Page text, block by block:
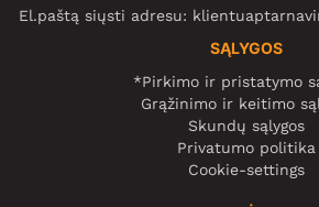
El.paštą siųsti adresu:
SĄLYGOS
*Pirkimo ir pristatymo
Grąžinimo ir keitimo
Skundų sąlygos
Privatumo politika
Cookie-settings